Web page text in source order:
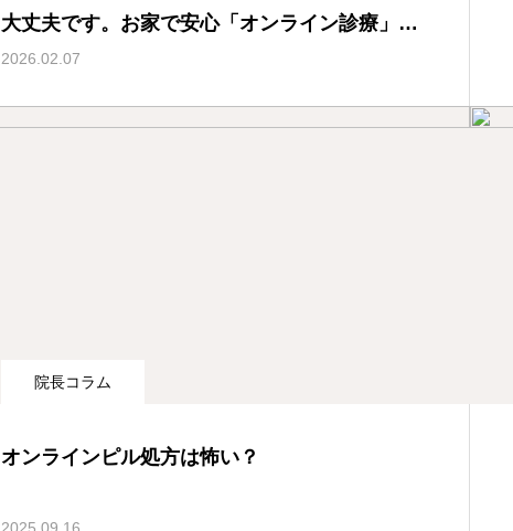
大丈夫です。お家で安心「オンライン診療」の
ご案内
2026.02.07
院長コラム
オンラインピル処方は怖い？